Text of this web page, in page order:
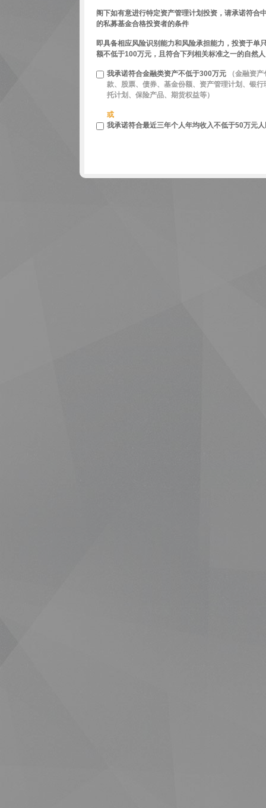
阁下如有意进行特定资产管理计划投资，请承诺符合
的私募基金合格投资者的条件
即具备相应风险识别能力和风险承担能力，投资于单
额不低于100万元，且符合下列相关标准之一的自然
我承诺符合金融类资产不低于300万元
（金融资
款、股票、债券、基金份额、资产管理计划、银行
托计划、保险产品、期货权益等）
或
我承诺符合最近三年个人年均收入不低于50万元